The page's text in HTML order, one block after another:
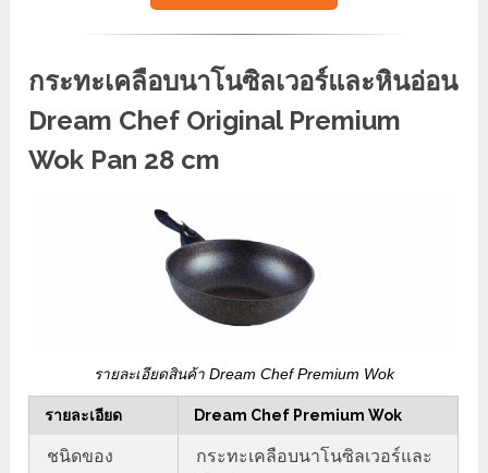
กระทะเคลือบนาโนซิลเวอร์และหินอ่อน
Dream Chef Original Premium
Wok Pan 28 cm
รายละเอียดสินค้า Dream Chef Premium Wok
รายละเอียด Dream Chef Premium Wok
ชนิดของ
กระทะเคลือบนาโนซิลเวอร์และ